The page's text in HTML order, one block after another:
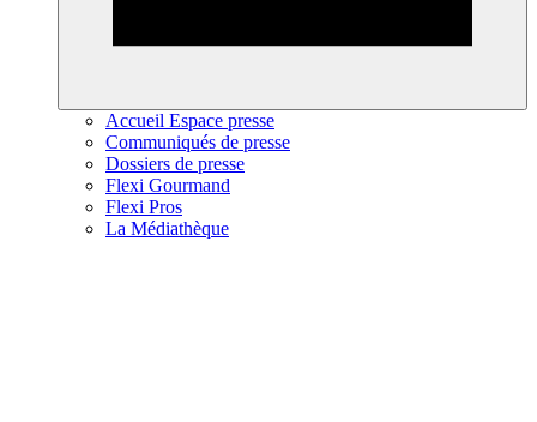
Accueil Espace presse
Communiqués de presse
Dossiers de presse
Flexi Gourmand
Flexi Pros
La Médiathèque